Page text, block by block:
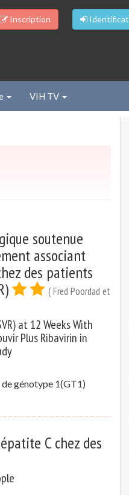
Inscription
VIH TV
soutenue
associant
des patients
( Fred Poordad et
at 12 Weeks With
Plus Ribavirin in
de génotype 1(GT1)
C chez des